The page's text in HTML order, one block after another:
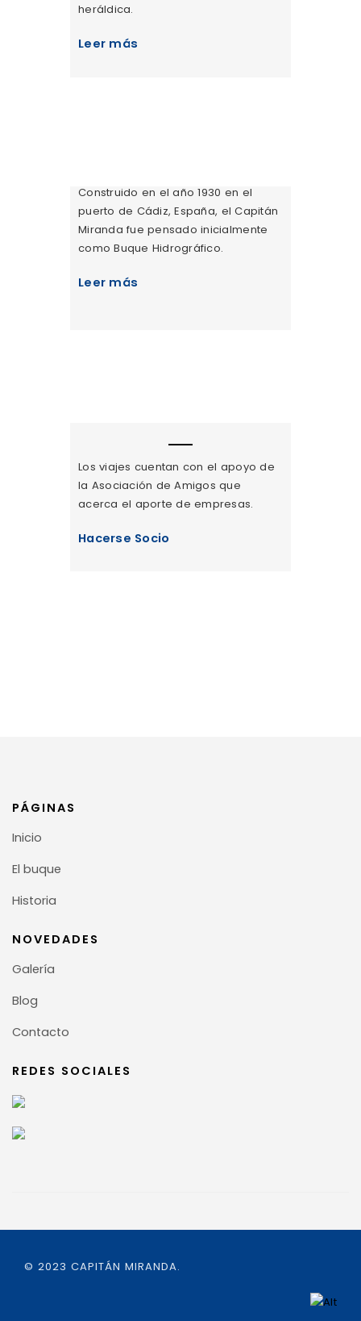
heráldica.
Leer más
Construido en el año 1930 en el
puerto de Cádiz, España, el Capitán
Miranda fue pensado inicialmente
como Buque Hidrográfico.
Leer más
Los viajes cuentan con el apoyo de
la Asociación de Amigos que
acerca el aporte de empresas.
Hacerse Socio
PÁGINAS
Inicio
El buque
Historia
NOVEDADES
Galería
Blog
Contacto
REDES SOCIALES
© 2023 CAPITÁN MIRANDA.